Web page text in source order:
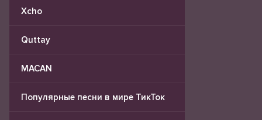
Xcho
Quttay
MACAN
Популярные песни в мире ТикТок